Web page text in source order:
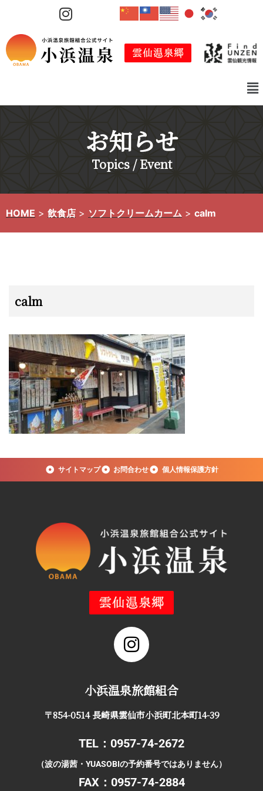
テ
ン
ス
お知らせ
Topics / Event
HOME > 飲食店 > ソフトクリームカーム > calm
calm
サイトマップ お問合わせ 個人情報保護方針
小浜温泉旅館組合
〒854-0514 長崎県雲仙市小浜町北本町14-39
TEL：0957-74-2672
（波の湯茜・YUASOBIの予約番号ではありません）
FAX：0957-74-2884